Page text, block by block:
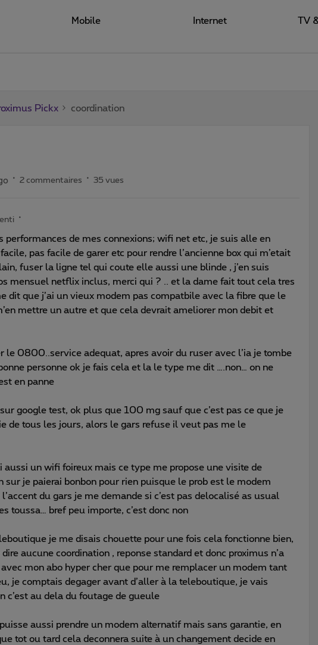
Mobile Internet TV
Pickx coordination
2 commentaires 35 vues
performances de mes connexions; wifi net etc, je suis alle en
pas facile de garer etc pour rendre l’ancienne box qui m’etait
fuser la ligne tel qui coute elle aussi une blinde , j’en suis
mensuel netflix inclus, merci qui ? .. et la dame fait tout cela tres
dit que j’ai un vieux modem pas compatbile avec la fibre que le
mettre un autre et que cela devrait ameliorer mon debit et
le 0800..service adequat, apres avoir du ruser avec l’ia je tombe
personne ok je fais cela et la le type me dit ….non… on ne
en panne
google test, ok plus que 100 mg sauf que c’est pas ce que je
de tous les jours, alors le gars refuse il veut pas me le
aussi un wifi foireux mais ce type me propose une visite de
sur je paierai bonbon pour rien puisque le prob est le modem
du gars je me demande si c’est pas delocalisé as usual
toussa… bref peu importe, c’est donc non
je me disais chouette pour une fois cela fonctionne bien,
aucune coordination , reponse standard et donc proximus n’a
avec mon abo hyper cher que pour me remplacer un modem tant
je comptais degager avant d’aller à la teleboutique, je vais
c’est au dela du foutage de gueule
aussi prendre un modem alternatif mais sans garantie, en
tot ou tard cela deconnera suite à un changement decide en